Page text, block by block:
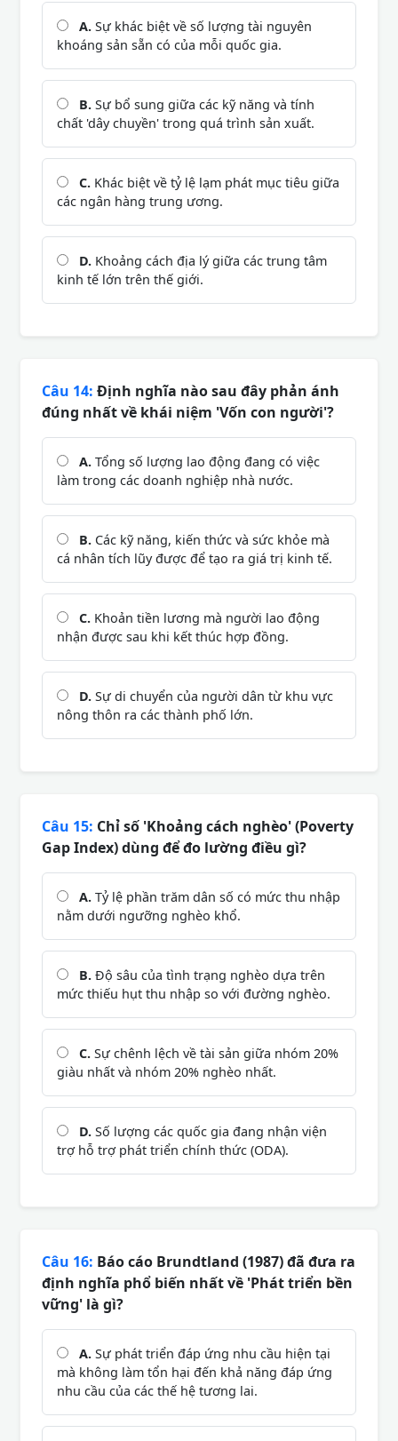
A. Sự khác biệt về số lượng tài nguyên
khoáng sản sẵn có của mỗi quốc gia.
B. Sự bổ sung giữa các kỹ năng và tính
chất 'dây chuyền' trong quá trình sản xuất.
C. Khác biệt về tỷ lệ lạm phát mục tiêu giữa
các ngân hàng trung ương.
D. Khoảng cách địa lý giữa các trung tâm
kinh tế lớn trên thế giới.
Câu 14: Định nghĩa nào sau đây phản ánh
đúng nhất về khái niệm 'Vốn con người'?
A. Tổng số lượng lao động đang có việc
làm trong các doanh nghiệp nhà nước.
B. Các kỹ năng, kiến thức và sức khỏe mà
cá nhân tích lũy được để tạo ra giá trị kinh tế.
C. Khoản tiền lương mà người lao động
nhận được sau khi kết thúc hợp đồng.
D. Sự di chuyển của người dân từ khu vực
nông thôn ra các thành phố lớn.
Câu 15: Chỉ số 'Khoảng cách nghèo' (Poverty
Gap Index) dùng để đo lường điều gì?
A. Tỷ lệ phần trăm dân số có mức thu nhập
nằm dưới ngưỡng nghèo khổ.
B. Độ sâu của tình trạng nghèo dựa trên
mức thiếu hụt thu nhập so với đường nghèo.
C. Sự chênh lệch về tài sản giữa nhóm 20%
giàu nhất và nhóm 20% nghèo nhất.
D. Số lượng các quốc gia đang nhận viện
trợ hỗ trợ phát triển chính thức (ODA).
Câu 16: Báo cáo Brundtland (1987) đã đưa ra
định nghĩa phổ biến nhất về 'Phát triển bền
vững' là gì?
A. Sự phát triển đáp ứng nhu cầu hiện tại
mà không làm tổn hại đến khả năng đáp ứng
nhu cầu của các thế hệ tương lai.